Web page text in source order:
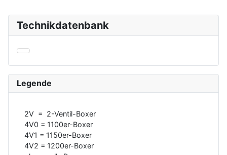
Technikdatenbank
Legende
2V = 2-Ventil-Boxer
4V0 = 1100er-Boxer
4V1 = 1150er-Boxer
4V2 = 1200er-Boxer